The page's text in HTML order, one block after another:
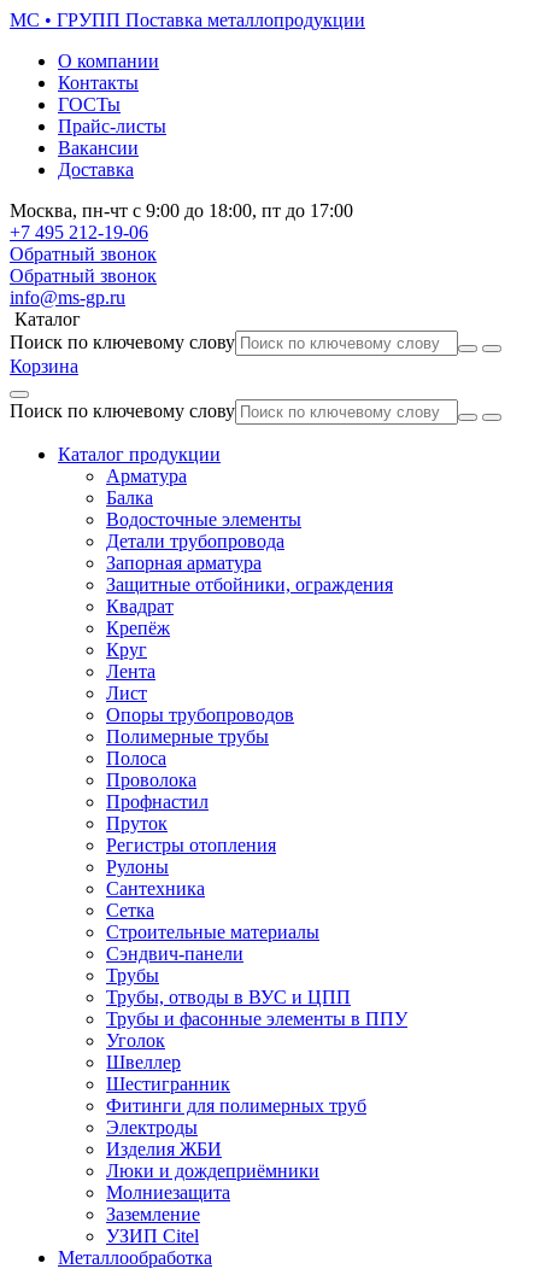
МС • ГРУПП Поставка металлопродукции
О компании
Контакты
ГОСТы
Прайс-листы
Вакансии
Доставка
Москва, пн-чт с 9:00 до 18:00, пт до 17:00
+7 495 212-19-06
Обратный звонок
Обратный звонок
info@ms-gp.ru
Каталог
Поиск по ключевому слову
Корзина
Поиск по ключевому слову
Каталог продукции
Арматура
Балка
Водосточные элементы
Детали трубопровода
Запорная арматура
Защитные отбойники, ограждения
Квадрат
Крепёж
Круг
Лента
Лист
Опоры трубопроводов
Полимерные трубы
Полоса
Проволока
Профнастил
Пруток
Регистры отопления
Рулоны
Сантехника
Сетка
Строительные материалы
Сэндвич-панели
Трубы
Трубы, отводы в ВУС и ЦПП
Трубы и фасонные элементы в ППУ
Уголок
Швеллер
Шестигранник
Фитинги для полимерных труб
Электроды
Изделия ЖБИ
Люки и дождеприёмники
Молниезащита
Заземление
УЗИП Citel
Металлообработка